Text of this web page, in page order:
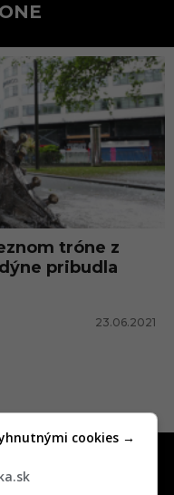
tróne z
pribudla
23.06.2021
cookies →